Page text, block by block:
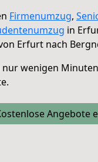
Firmenumzug,
in
Erfurt nach
nur wenigen
Angebote